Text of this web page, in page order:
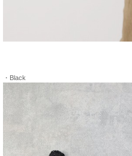
・Black